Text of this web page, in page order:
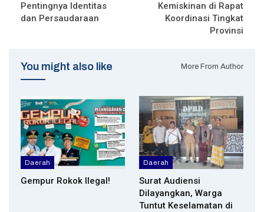
Pentingnya Identitas
dan Persaudaraan
Kemiskinan di Rapat
Koordinasi Tingkat
Provinsi
You might also like More From Author
Daerah
Gempur Rokok Ilegal!
Daerah
Surat Audiensi
Dilayangkan, Warga
Tuntut Keselamatan di